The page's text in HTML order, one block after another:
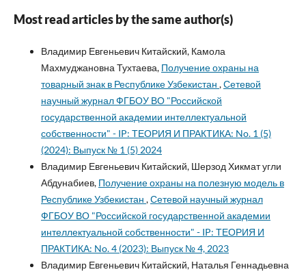
Most read articles by the same author(s)
Владимир Евгеньевич Китайский, Камола
Махмуджановна Тухтаева, Получение охраны на
товарный знак в Республике Узбекистан ,Сетевой
научный журнал ФГБОУ ВО "Российской
государственной академии интеллектуальной
собственности" - IP: ТЕОРИЯ И ПРАКТИКА: No. 1 (5)
(2024): Выпуск № 1 (5) 2024
Владимир Евгеньевич Китайский, Шерзод Хикмат угли
Абдунабиев, Получение охраны на полезную модель в
Республике Узбекистан ,Сетевой научный журнал
ФГБОУ ВО "Российской государственной академии
интеллектуальной собственности" - IP: ТЕОРИЯ И
ПРАКТИКА: No. 4 (2023): Выпуск № 4, 2023
Владимир Евгеньевич Китайский, Наталья Геннадьевна